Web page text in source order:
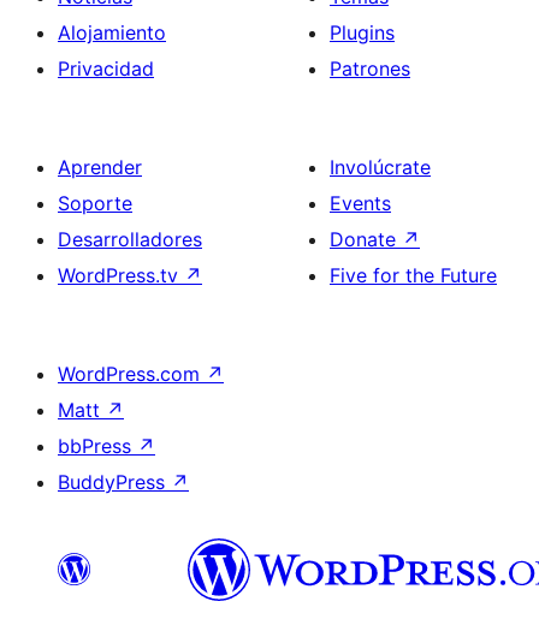
Alojamiento
Privacidad
Plugins
Patrones
Aprender
Soporte
Desarrolladores
WordPress.tv ↗
Involúcrate
Events
Donate ↗
Five for the Future
WordPress.com ↗
Matt ↗
bbPress ↗
BuddyPress ↗